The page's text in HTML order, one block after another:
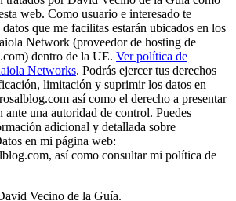
web. Como usuario e interesado te
que me facilitas estarán ubicados en los
Network (proveedor de hosting de
dentro de la UE. Ver política de
Networks. Podrás ejercer tus derechos
limitación y suprimir los datos en
así como el derecho a presentar
ante una autoridad de control. Puedes
adicional y detallada sobre
en mi página web:
así como consultar mi política de
Vecino de la Guía.